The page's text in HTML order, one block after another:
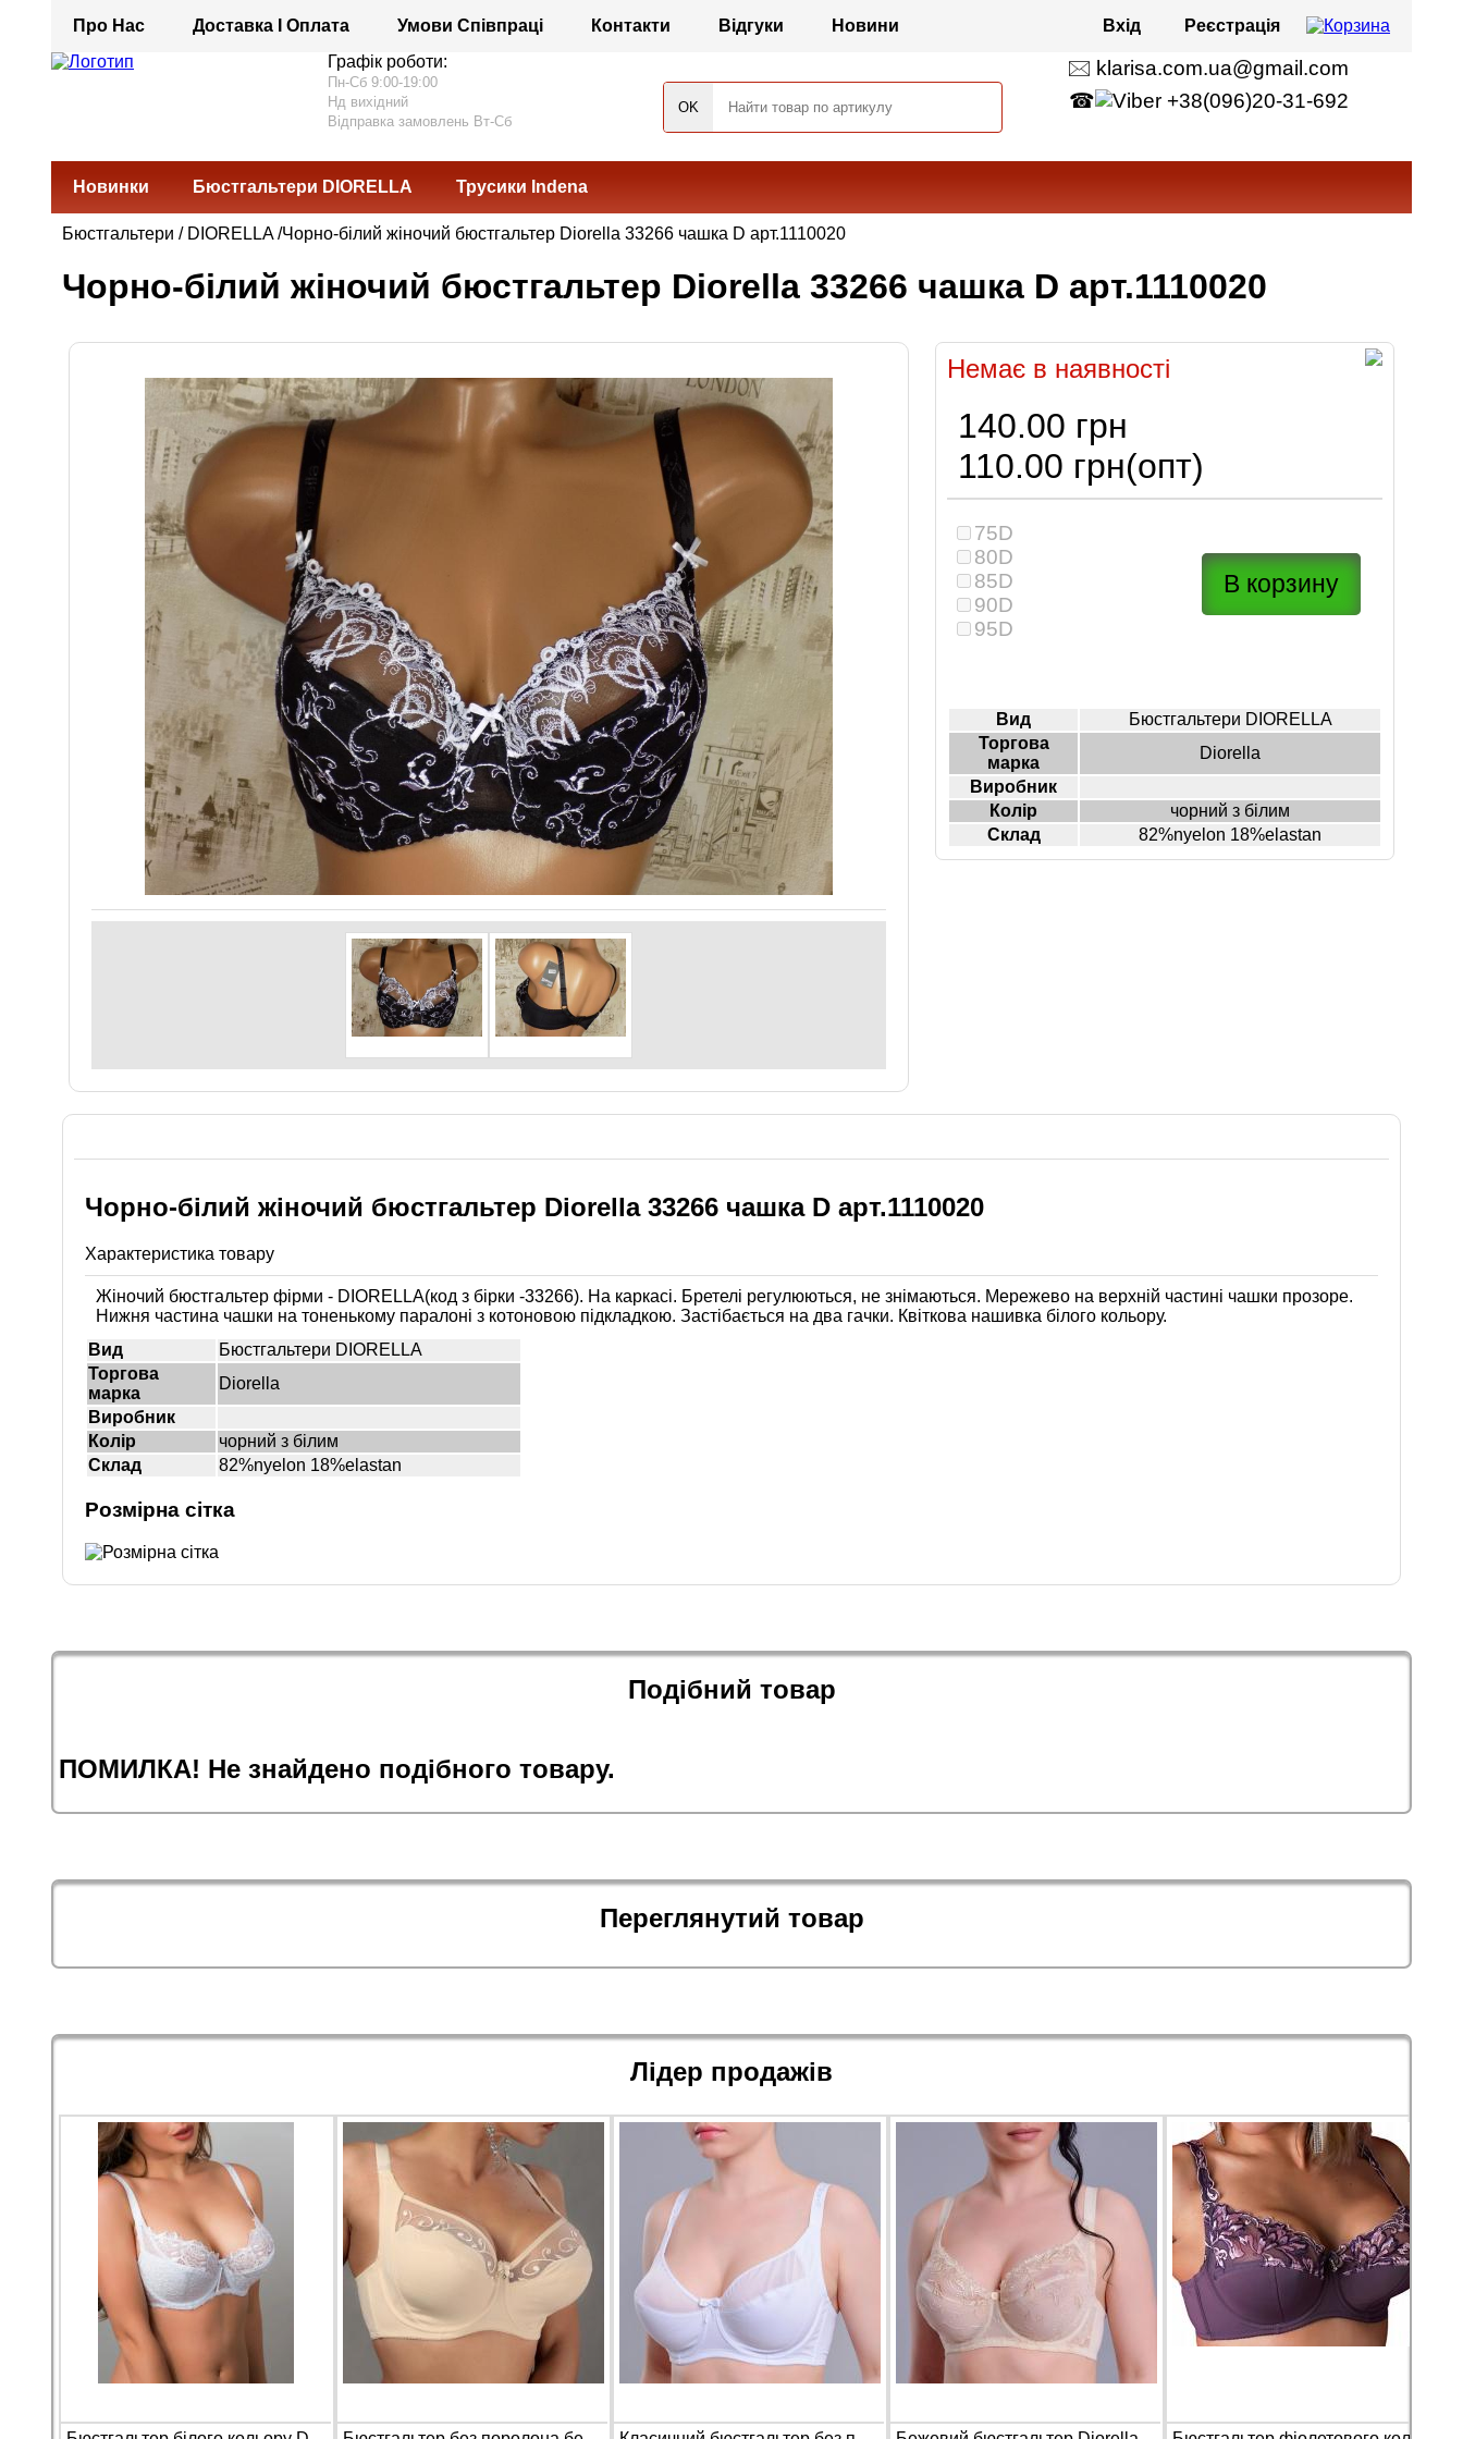
Про Нас Доставка І Оплата Умови Співпраці Контакти Відгуки Новини Вхід
Реєстрація
Графік роботи:
Пн-Сб 9:00-19:00
Нд вихідний
Відправка замовлень Вт-Сб
🖂 klarisa.com.ua@gmail.com
☎
+38(096)20-31-692
Новинки Бюстгальтери DIORELLA Трусики Indena
Бюстгальтери / DIORELLA/Чорно-білий жіночий бюстгальтер Diorella 33266 чашка D арт.1110020
Чорно-білий жіночий бюстгальтер Diorella 33266 чашка D арт.1110020
Немає в наявності
140.00 грн
110.00 грн(опт)
75D
80D
85D
90D
95D
Вид
Бюстгальтери DIORELLA
Торгова
марка
Diorella
Виробник
Колір
чорний з білим
Склад
82%nyelon 18%elastan
Чорно-білий жіночий бюстгальтер Diorella 33266 чашка D арт.1110020
Характеристика товару
Жіночий бюстгальтер фірми - DIORELLA(код з бірки -33266). На каркасі. Бретелі регулюються, не знімаються. Мережево на верхній частині чашки прозоре.
Нижня частина чашки на тоненькому паралоні з котоновою підкладкою. Застібається на два гачки. Квіткова нашивка білого кольору.
Вид
Бюстгальтери DIORELLA
Торгова
марка
Diorella
Виробник
Колір
чорний з білим
Склад
82%nyelon 18%elastan
Розмірна сітка
Подібний товар
ПОМИЛКА! Не знайдено подібного товару.
Переглянутий товар
Лідер продажів